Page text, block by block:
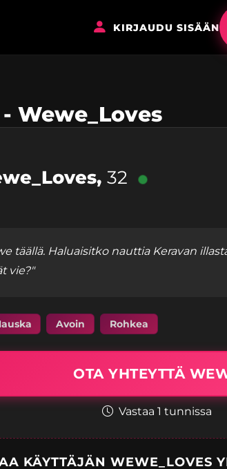
KIRJAUDU SISÄÄN
Wewe_Loves
32
täällä. Haluaisitko nauttia Keravan
vie?"
Avoin Rohkea
OTA YHTEYTTÄ
Vastaa 1 tunnissa
KÄYTTÄJÄN WEWE_LOVES